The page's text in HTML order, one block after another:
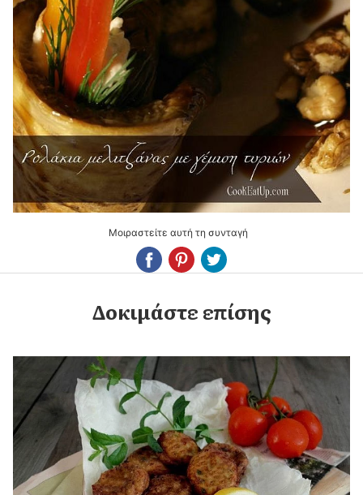
Μοιραστείτε αυτή τη συνταγή
Δοκιμάστε επίσης